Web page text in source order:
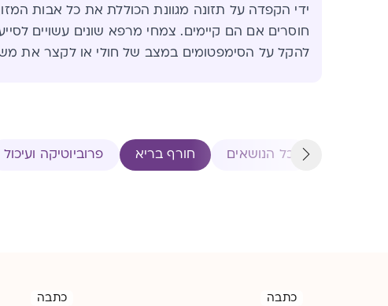
ידי הקפדה על תזונה מגוונת הכוללת את כל אבות
חוסרים אם הם קיימים. צמחי מרפא שונים עשויים
להקל על הסימפטומים במצב של חולי או לקצר את
כל הנושאים חורף בריא פרוביוטיקה ועיכול
כתבה כתבה